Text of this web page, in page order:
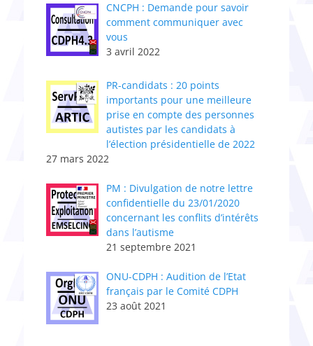
CNCPH : Demande pour savoir
comment communiquer avec
vous
3 avril 2022
PR-candidats : 20 points
importants pour une meilleure
prise en compte des personnes
autistes par les candidats à
l’élection présidentielle de 2022
27 mars 2022
PM : Divulgation de notre lettre
confidentielle du 23/01/2020
concernant les conflits d’intérêts
dans l’autisme
21 septembre 2021
ONU-CDPH : Audition de l’Etat
français par le Comité CDPH
23 août 2021